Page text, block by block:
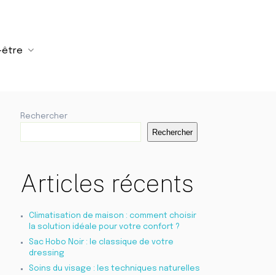
être
Rechercher
Rechercher
Articles récents
Climatisation de maison : comment choisir
la solution idéale pour votre confort ?
Sac Hobo Noir : le classique de votre
dressing
Soins du visage : les techniques naturelles